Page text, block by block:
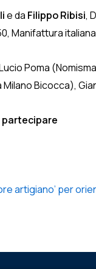
e da Filippo Ribisi,
Manifattura
Poma
Bicocca),
partecipare
artigiano’ per